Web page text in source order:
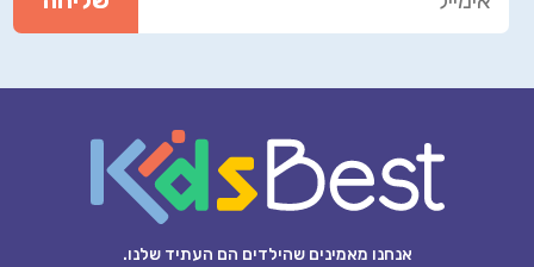
אנחנו מאמינים שהילדים הם העתיד שלנו.